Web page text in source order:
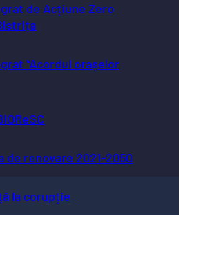
de Acțiune Zero
“Acordul orașelor
de renovare 2021-2050
la corupție